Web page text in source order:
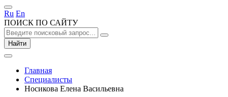
Ru En
ПОИСК ПО САЙТУ
Найти
Главная
Специалисты
Носикова Елена Васильевна